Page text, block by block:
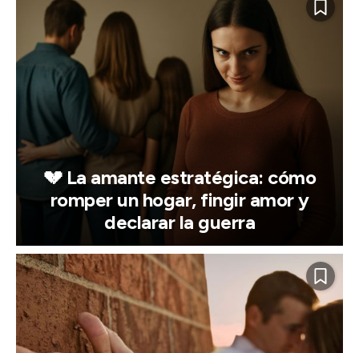
💔 La amante estratégica: cómo
romper un hogar, fingir amor y
declarar la guerra